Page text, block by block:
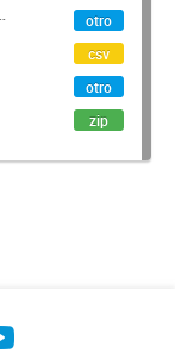
otro
csv
otro
zip